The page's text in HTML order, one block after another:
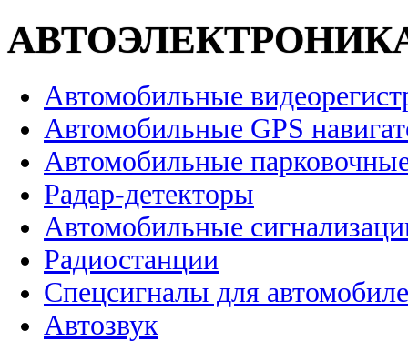
Автомобильные
Автомобильные GPS
Автомобильные
Радар-детекторы
Автомобильные
Радиостанции
Спецсигналы для
Автозвук